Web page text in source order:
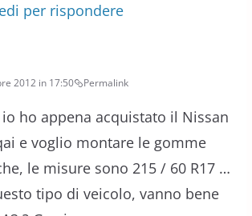
per rispondere
2012 in 17:50 Permalink
io ho appena acquistato il Nissan
e voglio montare le gomme
le misure sono 215 / 60 R17 …
tipo di veicolo, vanno bene